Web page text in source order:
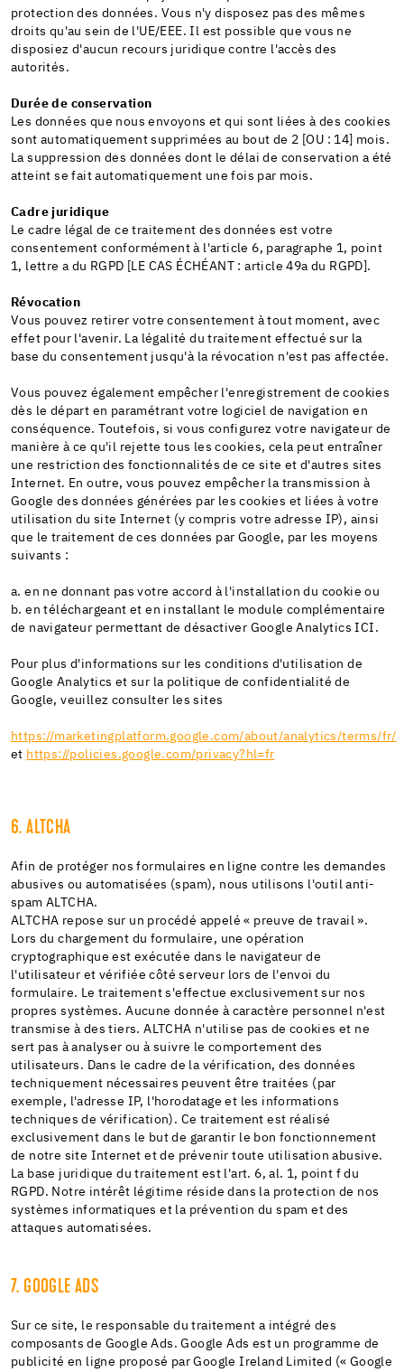
protection des données. Vous n'y disposez pas des mêmes
droits qu'au sein de l'UE/EEE. Il est possible que vous ne
disposiez d'aucun recours juridique contre l'accès des
autorités.
Durée de conservation
Les données que nous envoyons et qui sont liées à des cookies
sont automatiquement supprimées au bout de 2 [OU : 14] mois.
La suppression des données dont le délai de conservation a été
atteint se fait automatiquement une fois par mois.
Cadre juridique
Le cadre légal de ce traitement des données est votre
consentement conformément à l'article 6, paragraphe 1, point
1, lettre a du RGPD [LE CAS ÉCHÉANT : article 49a du RGPD].
Révocation
Vous pouvez retirer votre consentement à tout moment, avec
effet pour l'avenir. La légalité du traitement effectué sur la
base du consentement jusqu'à la révocation n'est pas affectée.
Vous pouvez également empêcher l'enregistrement de cookies
dès le départ en paramétrant votre logiciel de navigation en
conséquence. Toutefois, si vous configurez votre navigateur de
manière à ce qu'il rejette tous les cookies, cela peut entraîner
une restriction des fonctionnalités de ce site et d'autres sites
Internet. En outre, vous pouvez empêcher la transmission à
Google des données générées par les cookies et liées à votre
utilisation du site Internet (y compris votre adresse IP), ainsi
que le traitement de ces données par Google, par les moyens
suivants :
a. en ne donnant pas votre accord à l'installation du cookie ou
b. en téléchargeant et en installant le module complémentaire
de navigateur permettant de désactiver Google Analytics ICI.
Pour plus d'informations sur les conditions d'utilisation de
Google Analytics et sur la politique de confidentialité de
Google, veuillez consulter les sites
https://marketingplatform.google.com/about/analytics/terms/fr/
et https://policies.google.com/privacy?hl=fr
6. ALTCHA
Afin de protéger nos formulaires en ligne contre les demandes
abusives ou automatisées (spam), nous utilisons l'outil anti-
spam ALTCHA.
ALTCHA repose sur un procédé appelé « preuve de travail ».
Lors du chargement du formulaire, une opération
cryptographique est exécutée dans le navigateur de
l'utilisateur et vérifiée côté serveur lors de l'envoi du
formulaire. Le traitement s'effectue exclusivement sur nos
propres systèmes. Aucune donnée à caractère personnel n'est
transmise à des tiers. ALTCHA n'utilise pas de cookies et ne
sert pas à analyser ou à suivre le comportement des
utilisateurs. Dans le cadre de la vérification, des données
techniquement nécessaires peuvent être traitées (par
exemple, l'adresse IP, l'horodatage et les informations
techniques de vérification). Ce traitement est réalisé
exclusivement dans le but de garantir le bon fonctionnement
de notre site Internet et de prévenir toute utilisation abusive.
La base juridique du traitement est l'art. 6, al. 1, point f du
RGPD. Notre intérêt légitime réside dans la protection de nos
systèmes informatiques et la prévention du spam et des
attaques automatisées.
7. GOOGLE ADS
Sur ce site, le responsable du traitement a intégré des
composants de Google Ads. Google Ads est un programme de
publicité en ligne proposé par Google Ireland Limited (« Google